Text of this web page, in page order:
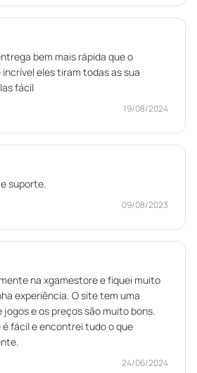
bem mais rápida que o
eles tiram todas as sua
fácil
19/08/2024
suporte.
09/08/2023
na xgamestore e fiquei muito
experiência. O site tem uma
jogos e os preços são muito bons.
fácil e encontrei tudo o que
24/06/2024